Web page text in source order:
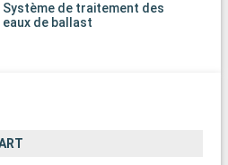
Système de traitement des
eaux de ballast